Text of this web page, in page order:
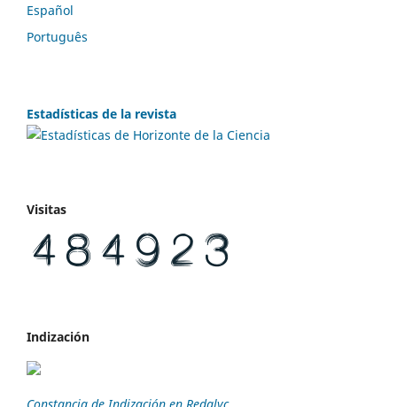
Español
Português
Estadísticas de la revista
Visitas
Indización